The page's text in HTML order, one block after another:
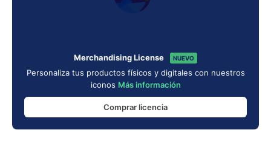
Merchandising License NUEVO
Personaliza tus productos físicos y digitales con nuestros
iconos Más información
Comprar licencia